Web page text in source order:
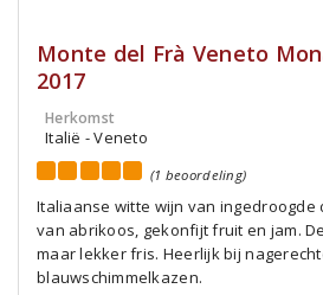
Monte del Frà Veneto
2017
Herkomst
Italië - Veneto
(1 beoordeling)
Italiaanse witte wijn van ingedroogde
van abrikoos, gekonfijt fruit en jam.
maar lekker fris. Heerlijk bij
blauwschimmelkazen.